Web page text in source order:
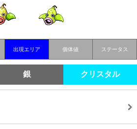
出現エリア 個体値 ステータス
銀 クリスタル